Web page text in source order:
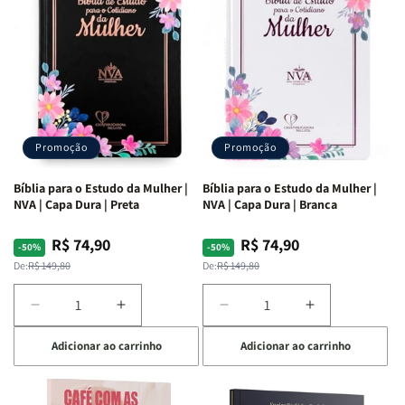
Ribeiro
Ribeiro
Promoção
Bíblia para o Estudo da Mulher |
NVA | Capa Dura | Preta
-50%
Preço
normal
De:R$ 149,80
Preço
promocional
R$ 74,90
Diminuir
a
quantidade
de
Bíblia
Aumentar
a
quantidade
de
Bíblia
Adicionar ao carrinho
Promoção
Bíblia para o Estudo da Mulher |
NVA | Capa Dura | Branca
-50%
Preço
normal
De:R$ 149,80
Preço
promocional
R$ 74,90
Diminuir
a
quantidade
de
Bíblia
Aumentar
a
quantidade
de
Bíblia
Adicionar ao carrinho